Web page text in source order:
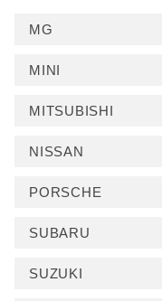
MG
MINI
MITSUBISHI
NISSAN
PORSCHE
SUBARU
SUZUKI